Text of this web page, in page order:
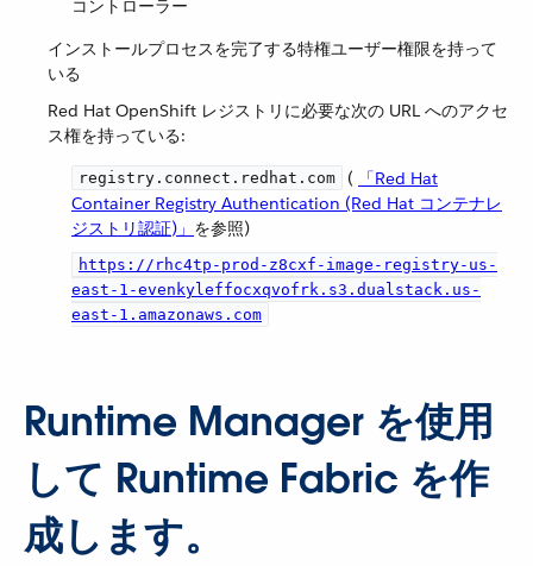
コントローラー
インストールプロセスを完了する特権ユーザー権限を持って
いる
Red Hat OpenShift レジストリに必要な次の URL へのアクセ
ス権を持っている:
registry.connect.redhat.com ​ (
「Red Hat
Container Registry Authentication (Red Hat コンテナレ
ジストリ認証)」 ​を参照)
https://rhc4tp-prod-z8cxf-image-registry-us-
east-1-evenkyleffocxqvofrk.s3.dualstack.us-
east-1.amazonaws.com
Runtime Manager を使用
して Runtime Fabric を作
成します。